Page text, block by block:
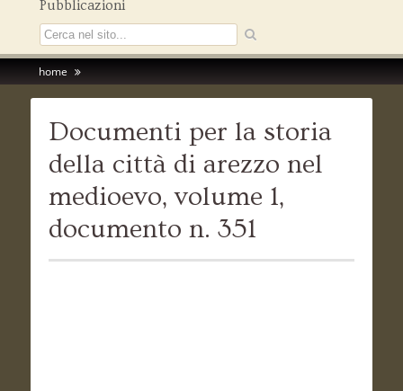
Pubblicazioni
home
Documenti per la storia
della città di arezzo nel
medioevo, volume 1,
documento n. 351